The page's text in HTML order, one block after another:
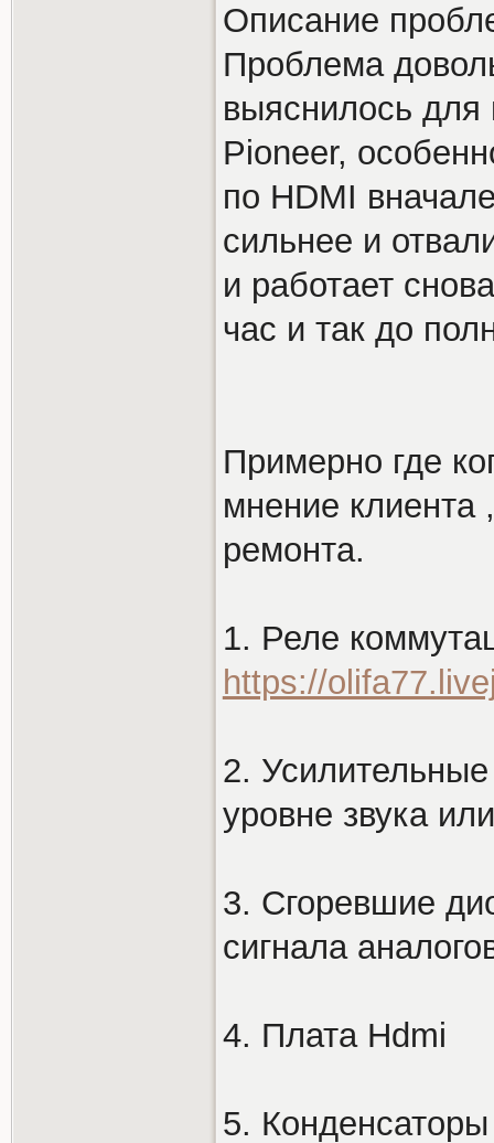
Описание
Проблема
выяснилось
Pioneer,
по HDMI
сильнее и
и работает
час и так до
Примерно где
мнение клиента
ремонта.
1. Реле
https://
2.
уровне звука
3. Сгоревшие
сигнала
4. Плата Hdmi
5. Конденсаторы